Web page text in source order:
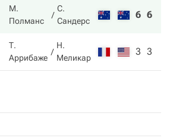
М.
Полманс
С.
Сандерс
6 6
Т.
Аррибаже
Н.
Меликар
3 3